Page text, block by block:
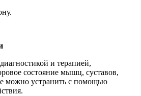
и терапией,
состояние мышц, суставов,
можно устранить с помощью